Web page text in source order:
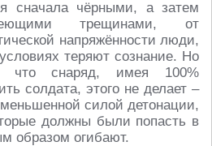
сначала чёрными, а затем
трещинами, от
напряжённости люди,
теряют сознание. Но
что снаряд, имея 100%
солдата, этого не делает –
силой детонации,
должны были попасть в
образом огибают.